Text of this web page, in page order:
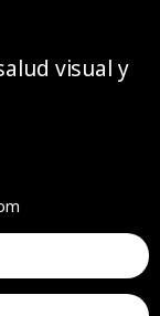
visual y